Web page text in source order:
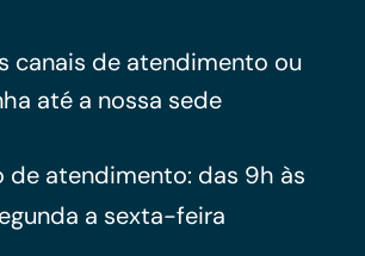
canais de atendimento ou
até a nossa sede
de atendimento: das 9h às
a sexta-feira